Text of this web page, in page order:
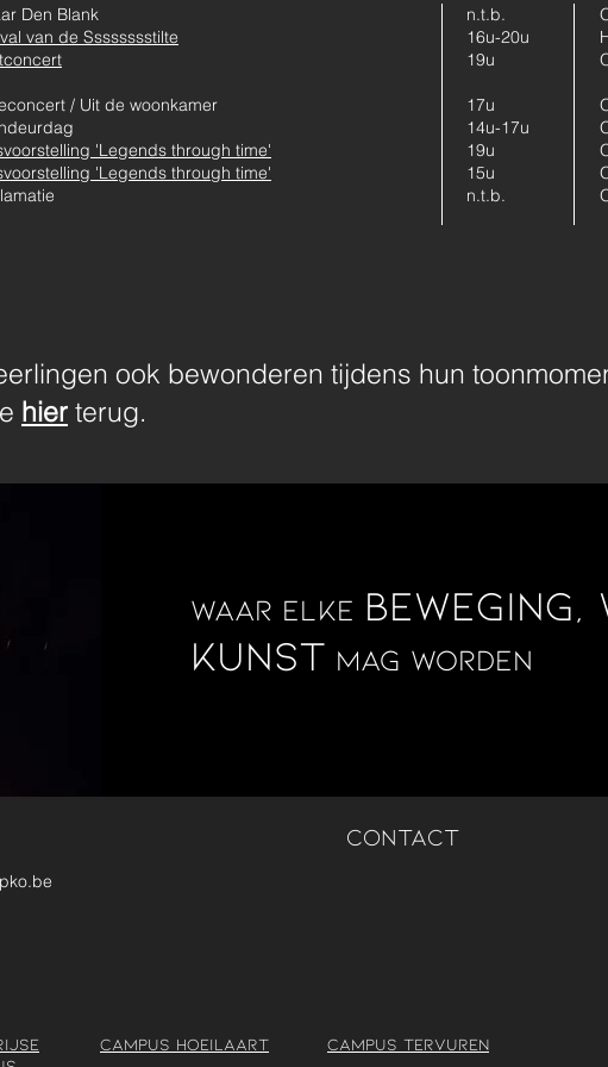
Den Blank
van de Sssssssstilte
/ Uit de woonkamer
'Legends through time'
'Legends through time'
n.t.b.
16u-20u
19u
17u
14u-17u
19u
15u
n.t.b.
ook bewonderen tijdens hun
hier terug.
waar elke
kunst mag worden
contact
Campus Hoeilaart Campus Tervuren